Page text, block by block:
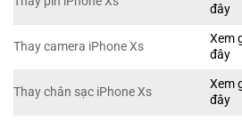
đây
Thay camera iPhone Xs
Xem
đây
Thay chân sạc iPhone Xs
Xem
đây